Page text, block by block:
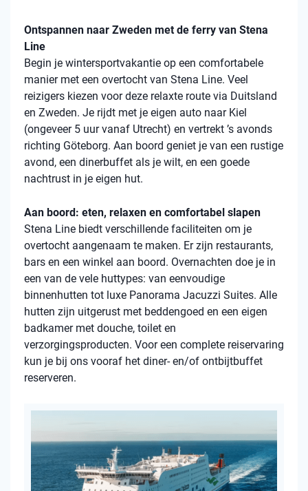
Ontspannen naar Zweden met de ferry van Stena
Line
Begin je wintersportvakantie op een comfortabele
manier met een overtocht van Stena Line. Veel
reizigers kiezen voor deze relaxte route via Duitsland
en Zweden. Je rijdt met je eigen auto naar Kiel
(ongeveer 5 uur vanaf Utrecht) en vertrekt ’s avonds
richting Göteborg. Aan boord geniet je van een rustige
avond, een dinerbuffet als je wilt, en een goede
nachtrust in je eigen hut.
Aan boord: eten, relaxen en comfortabel slapen
Stena Line biedt verschillende faciliteiten om je
overtocht aangenaam te maken. Er zijn restaurants,
bars en een winkel aan boord. Overnachten doe je in
een van de vele huttypes: van eenvoudige
binnenhutten tot luxe Panorama Jacuzzi Suites. Alle
hutten zijn uitgerust met beddengoed en een eigen
badkamer met douche, toilet en
verzorgingsproducten. Voor een complete reiservaring
kun je bij ons vooraf het diner- en/of ontbijtbuffet
reserveren.